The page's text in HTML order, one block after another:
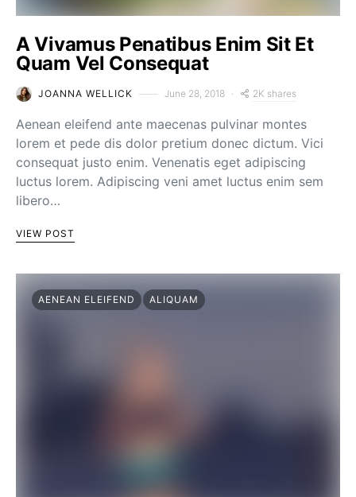
A Vivamus Penatibus Enim Sit Et
Quam Vel Consequat
JOANNA WELLICK June 28, 2018 2K shares
Aenean eleifend ante maecenas pulvinar montes
lorem et pede dis dolor pretium donec dictum. Vici
consequat justo enim. Venenatis eget adipiscing
luctus lorem. Adipiscing veni amet luctus enim sem
libero…
VIEW POST
AENEAN ELEIFEND ALIQUAM